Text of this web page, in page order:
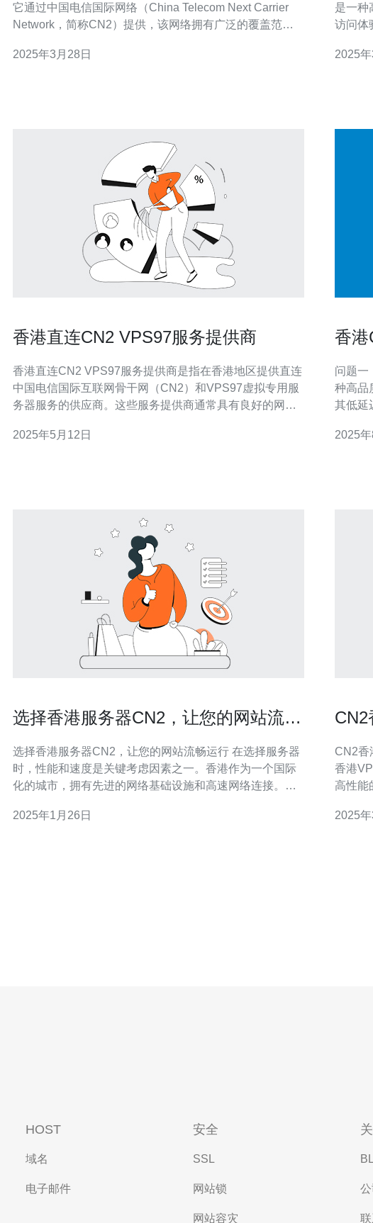
它通过中国电信国际网络（China Telecom Next Carrier
Network，简称CN2）提供，该网络拥有广泛的覆盖范围
专线服务器cn2具有以下几个重要优势： 稳定性：由于使
2025年3月28日
是一种
访问体
香港线
2025
香港直连CN2 VPS97服务提供商
香港直连CN2 VPS97服务提供商是指在香港地区提供直连
中国电信国际互联网骨干网（CN2）和VPS97虚拟专用服
务器服务的供应商。这些服务提供商通常具有良好的网络
需求。 香港直连CN2 VPS97服务提供商的服务优势包
2025年5月12日
香港
问题一
种高品
其低延
CN2网
2025
选择香港服务器CN2，让您的网站流畅
选择香港服务器CN2，让您的网站流畅运行 在选择服务器
时，性能和速度是关键考虑因素之一。香港作为一个国际
化的城市，拥有先进的网络基础设施和高速网络连接。香
和可靠的网络连接。 选择香港服务器CN2可以让您的网站
2025年1月26日
CN2
CN2香
香港
高性能
有较低的延
2025
HOST
域名
电子邮件
安全
SSL
网站锁
网站容灾